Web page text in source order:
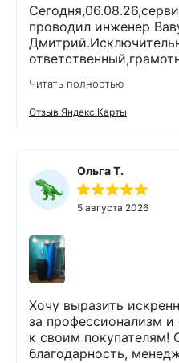
проводил инженер
выполнены очень
все вопросы ответил
выполнении работ
порядок.Помимо
задачи,оставил
Экодару,что в вашей
Читать полностью
Отзыв Яндекс.Карты
Ольга Т.
5 августа 2026
Хочу выразить
за профессионализм
к своим покупателям!
благодарность,